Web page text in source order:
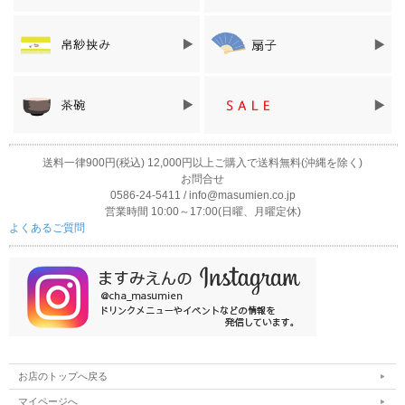
送料一律900円(税込) 12,000円以上ご購入で送料無料(沖縄を除く)
お問合せ
0586-24-5411 / info@masumien.co.jp
営業時間 10:00～17:00(日曜、月曜定休)
よくあるご質問
お店のトップへ戻る
マイページへ